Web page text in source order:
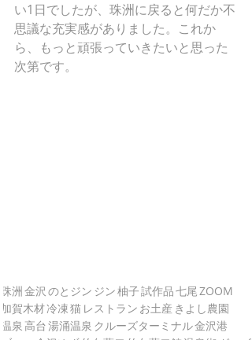
い1日でしたが、珠洲に戻ると何だか不
思議な充実感がありました。これか
ら、もっと頑張っていきたいと思った
次第です。
珠洲金沢 のとジン ジン柚子試作品七尾ZOOM
加賀木材冷凍猫 レストラン お土産 きよし農園
温泉 高台湯涌温泉 クルーズターミナル金沢港